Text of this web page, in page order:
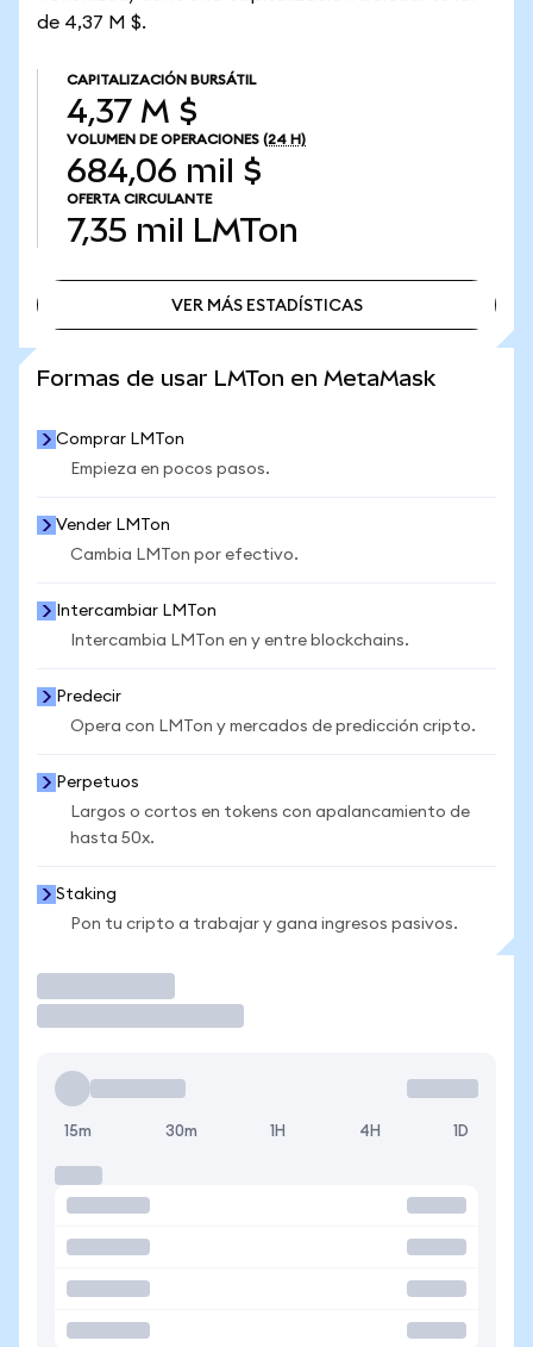
de 4,37 M $.
CAPITALIZACIÓN BURSÁTIL
4,37 M $
VOLUMEN DE OPERACIONES (24 H)
684,06 mil $
OFERTA CIRCULANTE
7,35 mil LMTon
VER MÁS ESTADÍSTICAS
Formas de usar LMTon en MetaMask
Comprar LMTon
Empieza en pocos pasos.
Vender LMTon
Cambia LMTon por efectivo.
Intercambiar LMTon
Intercambia LMTon en y entre blockchains.
Predecir
Opera con LMTon y mercados de predicción cripto.
Perpetuos
Largos o cortos en tokens con apalancamiento de
hasta 50x.
Staking
Pon tu cripto a trabajar y gana ingresos pasivos.
15m 30m 1H 4H 1D